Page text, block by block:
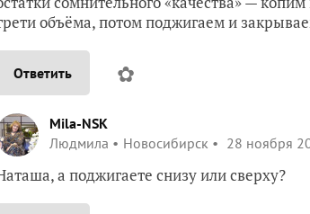
объёма, потом поджигаем и
Ответить ✿
Mila-NSK
Людмила
Новосибирск 28 ноября
а поджигаете снизу или сверху?